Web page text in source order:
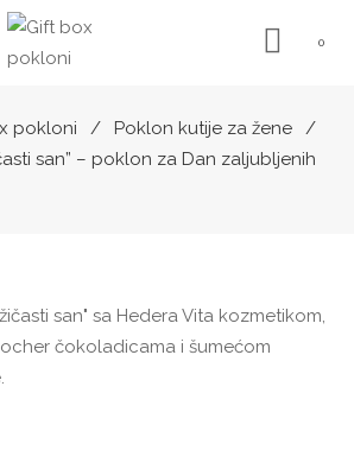
0
pokloni
Poklon kutije za žene
san” – poklon za Dan zaljubljenih